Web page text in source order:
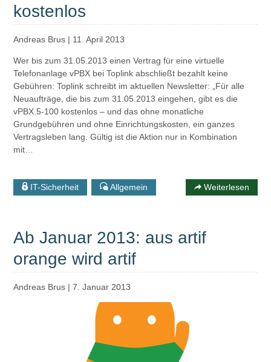
kostenlos
Andreas Brus | 11. April 2013
Wer bis zum 31.05.2013 einen Vertrag für eine virtuelle
Telefonanlage vPBX bei Toplink abschließt bezahlt keine
Gebühren: Toplink schreibt im aktuellen Newsletter: „Für alle
Neuaufträge, die bis zum 31.05.2013 eingehen, gibt es die
vPBX.5-100 kostenlos – und das ohne monatliche
Grundgebühren und ohne Einrichtungskosten, ein ganzes
Vertragsleben lang. Gültig ist die Aktion nur in Kombination
mit…
IT-Sicherheit Allgemein Weiterlesen
Ab Januar 2013: aus artif
orange wird artif
Andreas Brus |7. Januar 2013